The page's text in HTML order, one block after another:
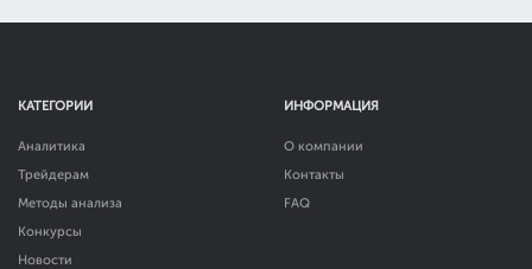
КАТЕГОРИИ
Аналитика
Трейдерам
Методы анализа
Конкурсы
Новости
ИНФОРМАЦИЯ
О компании
Контакты
FAQ